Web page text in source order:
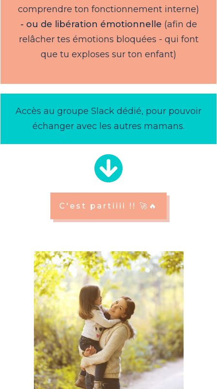
comprendre ton fonctionnement interne)
- ou de libération émotionnelle (afin de
relâcher tes émotions bloquées - qui font
que tu exploses sur ton enfant)
Accès au groupe Slack dédié, pour pouvoir
échanger avec les autres mamans.
C'est partiiii !! 🚀🔥